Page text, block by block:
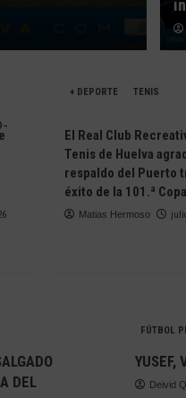
+ DEPORTE TENIS
El Real Club
Tenis de Huelva
respaldo del Puerto
éxito de la 101.ª
Matias Hermoso
DEL
FÚTBOL
YUSEF,
Deivid